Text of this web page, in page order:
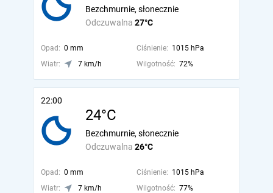
Odczuwalna 27°C
Bezchmurnie, słonecznie
Opad: 0 mm Ciśnienie: 1015 hPa
Wiatr:
7 km/h Wilgotność: 72%
22:00
24°C
Odczuwalna 26°C
Bezchmurnie, słonecznie
Opad: 0 mm Ciśnienie: 1015 hPa
Wiatr:
7 km/h Wilgotność: 77%